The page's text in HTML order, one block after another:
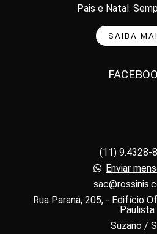
Pais e Natal.
SAIBA
(11) 9.4328-
Enviar
Rua Paraná, 205, - Edifício
Paulista
Suzano /